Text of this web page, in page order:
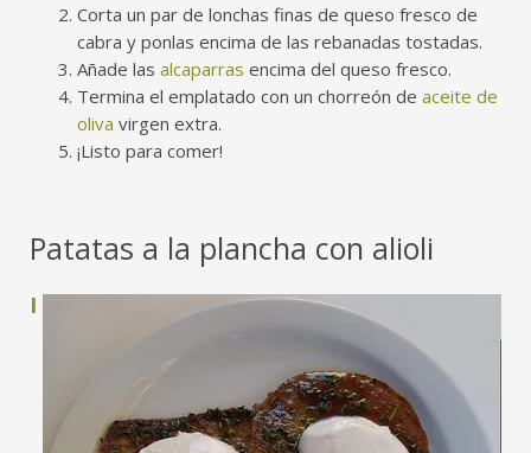
Corta un par de lonchas finas de queso fresco de
cabra y ponlas encima de las rebanadas tostadas.
Añade las alcaparras encima del queso fresco.
Termina el emplatado con un chorreón de aceite de
oliva virgen extra.
¡Listo para comer!
Patatas a la plancha con alioli
I